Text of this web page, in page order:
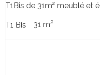
T1Bis de 31m² meublé et
T1 Bis 31 m2